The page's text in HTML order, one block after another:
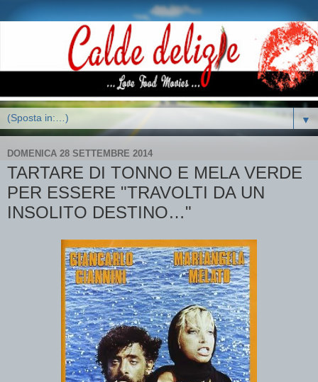
▼
DOMENICA 28 SETTEMBRE 2014
TARTARE DI TONNO E MELA VERDE
PER ESSERE "TRAVOLTI DA UN
INSOLITO DESTINO…"